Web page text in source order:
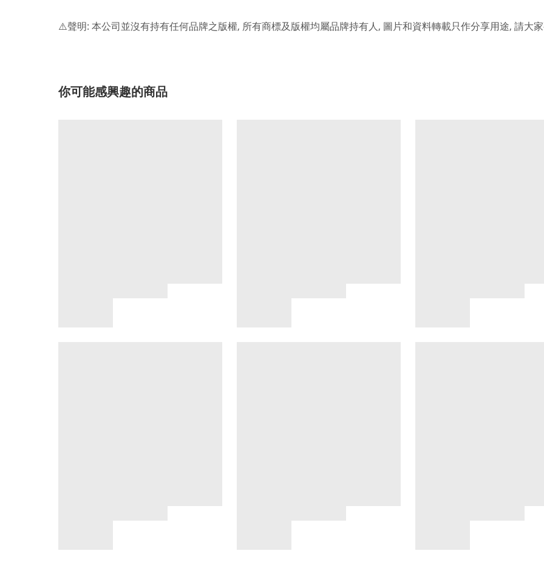
⚠️聲明: 本公司並沒有持有任何品牌之版權, 所有商標及版權均屬品牌持有人 , 圖片和資料轉載只作分享用途, 請大
你可能感興趣的商品